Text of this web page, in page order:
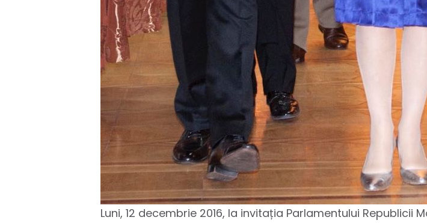
Luni, 12 decembrie 2016, la invitația Parlamentului Republicii